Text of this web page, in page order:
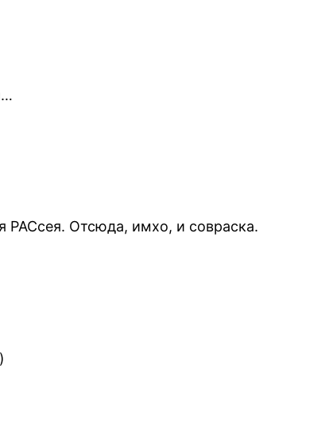
РАСсея. Отсюда, имхо, и совраска.